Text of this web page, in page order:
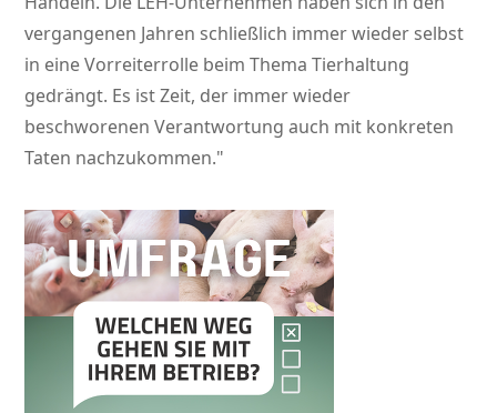
vergangenen Jahren schließlich immer wieder selbst
in eine Vorreiterrolle beim Thema Tierhaltung
gedrängt. Es ist Zeit, der immer wieder
beschworenen Verantwortung auch mit konkreten
Taten nachzukommen.